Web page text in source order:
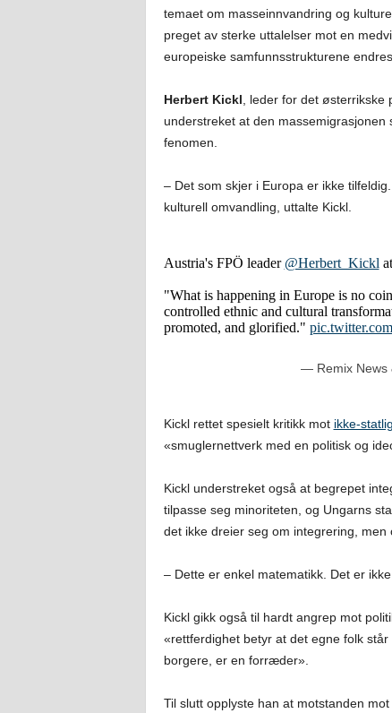
temaet om masseinnvandring og
preget av sterke uttalelser mot en
europeiske samfunnsstrukturene
Herbert Kickl , leder for det
understreket at den
fenomen.
– Det som skjer i Europa er ikke
kulturell omvandling, uttalte Kickl.
Austria's FPÖ leader @Herbert_Kickl at
"What is happening in Europe is no
controlled ethnic and cultural
promoted, and glorified."
— Remix News
Kickl rettet spesielt kritikk mot ikke-
«smuglernettverk med en politisk og
Kickl understreket også at begrepet
tilpasse seg minoriteten, og Ungarns
det ikke dreier seg om integrering, men
– Dette er enkel matematikk. Det er
Kickl gikk også til hardt angrep mot
«rettferdighet betyr at det egne folk
borgere, er en forræder».
Til slutt opplyste han at motstanden